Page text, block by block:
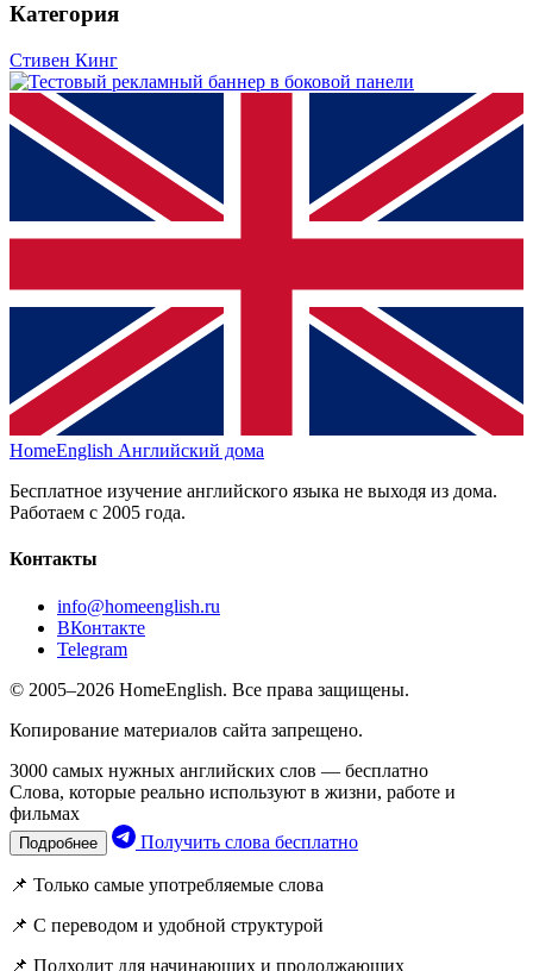
Категория
Стивен Кинг
HomeEnglish Английский дома
Бесплатное изучение английского языка не выходя из дома.
Работаем с 2005 года.
Контакты
info@homeenglish.ru
ВКонтакте
Telegram
© 2005–2026 HomeEnglish. Все права защищены.
Копирование материалов сайта запрещено.
3000 самых нужных английских слов — бесплатно
Слова, которые реально используют в жизни, работе и
фильмах
Подробнее Получить слова бесплатно
📌 Только самые употребляемые слова
📌 С переводом и удобной структурой
📌 Подходит для начинающих и продолжающих